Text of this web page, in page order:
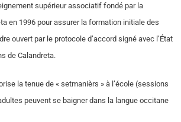
supérieur associatif fondé par la
en 1996 pour assurer la formation initiale des
ouvert par le protocole d’accord signé avec l’État
de Calandreta.
la tenue de « setmanièrs » à l’école (sessions
peuvent se baigner dans la langue occitane